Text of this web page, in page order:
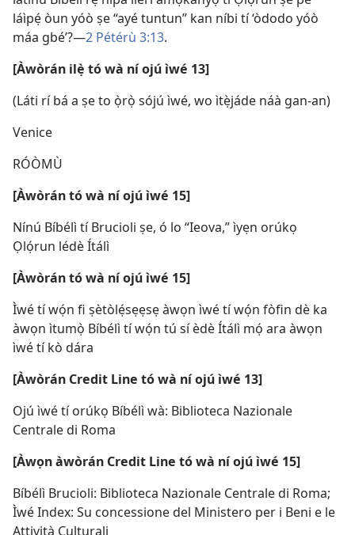
láìpẹ́ òun yóò ṣe “ayé tuntun” kan níbi tí ‘òdodo yóò
máa gbé’?—2 Pétérù 3:13.
[Àwòrán ilẹ̀ tó wà ní ojú ìwé 13]
(Láti rí bá a ṣe to ọ̀rọ̀ sójú ìwé, wo ìtẹ̀jáde náà gan-an)
Venice
RÓÒMÙ
[Àwòrán tó wà ní ojú ìwé 15]
Nínú Bíbélì tí Brucioli ṣe, ó lo “Ieova,” ìyẹn orúkọ
Ọlọ́run lédè Ítálì
[Àwòrán tó wà ní ojú ìwé 15]
Ìwé tí wọ́n fi ṣètòlẹ́sẹẹsẹ àwọn ìwé tí wọ́n fòfin dè ka
àwọn ìtumọ̀ Bíbélì tí wọ́n tú sí èdè Ítálì mọ́ ara àwọn
ìwé tí kò dára
[Àwòrán Credit Line tó wà ní ojú ìwé 13]
Ojú ìwé tí orúkọ Bíbélì wà: Biblioteca Nazionale
Centrale di Roma
[Àwọn àwòrán Credit Line tó wà ní ojú ìwé 15]
Bíbélì Brucioli: Biblioteca Nazionale Centrale di Roma;
Ìwé Index: Su concessione del Ministero per i Beni e le
Attività Culturali